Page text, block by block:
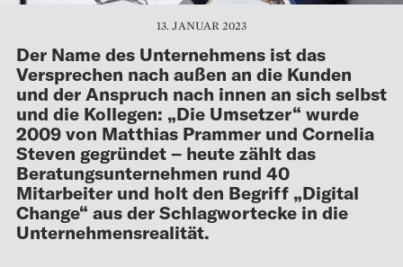
13. JANUAR 2023
Der Name des Unternehmens ist das
Versprechen nach außen an die Kunden
und der Anspruch nach innen an sich selbst
und die Kollegen: „Die Umsetzer“ wurde
2009 von Matthias Prammer und Cornelia
Steven gegründet – heute zählt das
Beratungsunternehmen rund 40
Mitarbeiter und holt den Begriff „Digital
Change“ aus der Schlagwortecke in die
Unternehmensrealität.